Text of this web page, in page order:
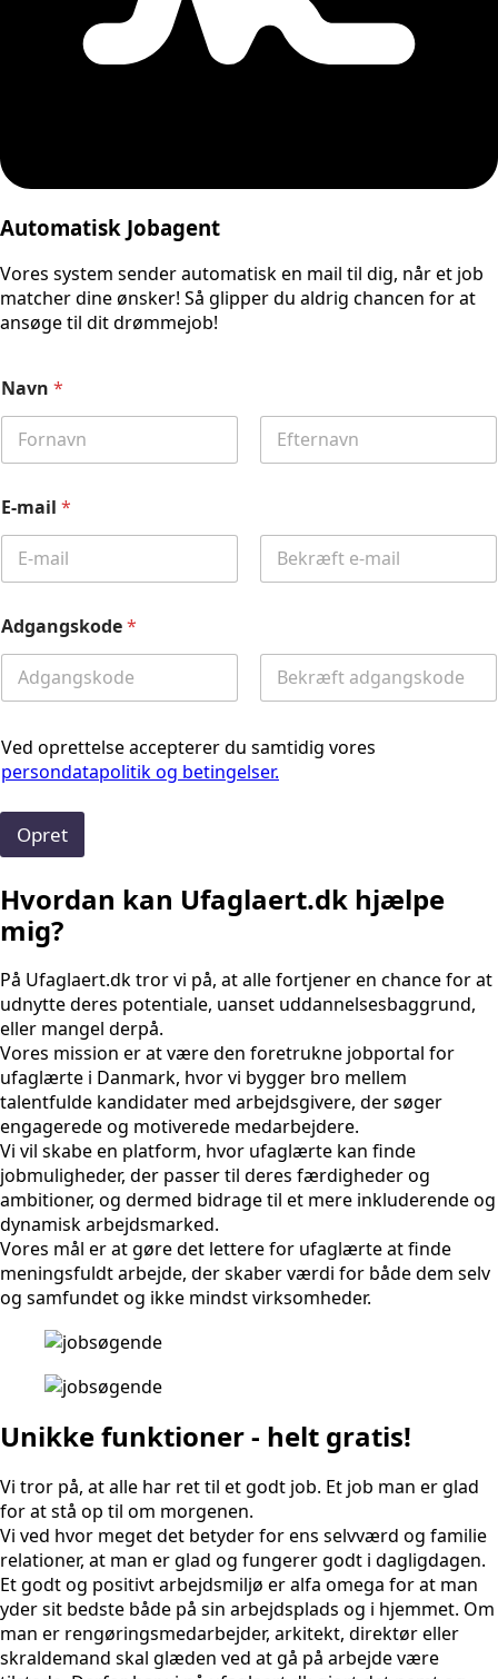
Automatisk Jobagent
Vores system sender automatisk en mail til dig, når et job
matcher dine ønsker! Så glipper du aldrig chancen for at
ansøge til dit drømmejob!
Navn *
E-mail *
Adgangskode*
Ved oprettelse accepterer du samtidig vores
persondatapolitik og betingelser.
Opret
Hvordan kan Ufaglaert.dk hjælpe
mig?
På Ufaglaert.dk tror vi på, at alle fortjener en chance for at
udnytte deres potentiale, uanset uddannelsesbaggrund,
eller mangel derpå.
Vores mission er at være den foretrukne jobportal for
ufaglærte i Danmark, hvor vi bygger bro mellem
talentfulde kandidater med arbejdsgivere, der søger
engagerede og motiverede medarbejdere.
Vi vil skabe en platform, hvor ufaglærte kan finde
jobmuligheder, der passer til deres færdigheder og
ambitioner, og dermed bidrage til et mere inkluderende og
dynamisk arbejdsmarked.
Vores mål er at gøre det lettere for ufaglærte at finde
meningsfuldt arbejde, der skaber værdi for både dem selv
og samfundet og ikke mindst virksomheder.
Unikke funktioner - helt gratis!
Vi tror på, at alle har ret til et godt job. Et job man er glad
for at stå op til om morgenen.
Vi ved hvor meget det betyder for ens selvværd og familie
relationer, at man er glad og fungerer godt i dagligdagen.
Et godt og positivt arbejdsmiljø er alfa omega for at man
yder sit bedste både på sin arbejdsplads og i hjemmet. Om
man er rengøringsmedarbejder, arkitekt, direktør eller
skraldemand skal glæden ved at gå på arbejde være